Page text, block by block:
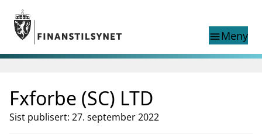
Gå til hovedinnhold
Gå til søkesiden
menuMeny
nettstedet
English
English
English home page
Tilsyn
Fxforbe (SC) LTD
Sist publisert: 27. september 2022